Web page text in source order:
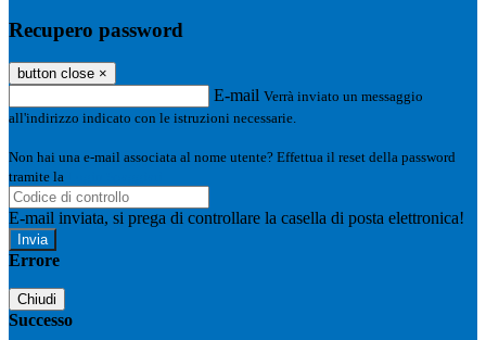
Recupero password
button close ×
E-mail Verrà inviato un messaggio
all'indirizzo indicato con le istruzioni necessarie.
Non hai una e-mail associata al nome utente? Effettua il reset della password
tramite la
E-mail inviata, si prega di controllare la casella di posta elettronica!
Errore
Chiudi
Successo